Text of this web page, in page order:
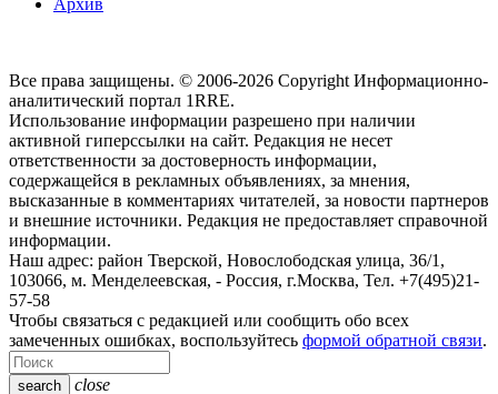
Архив
Все права защищены. © 2006-2026 Copyright Информационно-
аналитический портал 1RRE.
Использование информации разрешено при наличии
активной гиперссылки на сайт. Редакция не несет
ответственности за достоверность информации,
содержащейся в рекламных объявлениях, за мнения,
высказанные в комментариях читателей, за новости партнеров
и внешние источники. Редакция не предоставляет справочной
информации.
Наш адрес: район Тверской, Новослободская улица, 36/1 ,
103066, м. Менделеевская, - Россия, г.Москва, Тел. +7(495)21-
57-58
Чтобы связаться с редакцией или сообщить обо всех
замеченных ошибках, воспользуйтесь формой обратной связи.
search close